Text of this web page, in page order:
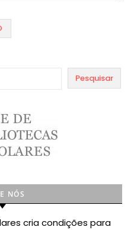
Pesquisar
NÓS
cria condições para